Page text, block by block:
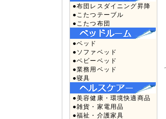
●布団レスダイニング昇降
●こたつテーブル
●こたつ布団
●ベッド
●ソファベッド
●ベビーベッド
●業務用ベッド
●寝具
●美容健康・環境快適商品
●雑貨・家電用品
●福祉・介護家具